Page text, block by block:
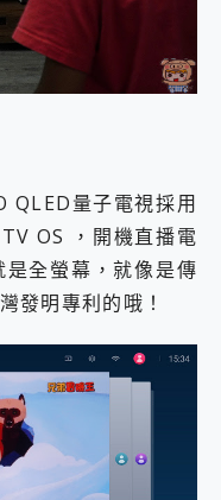
QLED量子電視採用
OS ，開機直播電
全螢幕，就像是傳
發明專利的哦！